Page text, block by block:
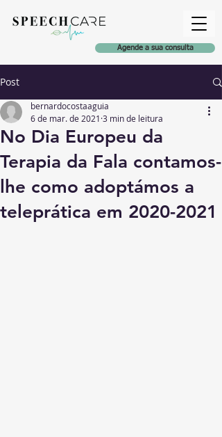
Agende a sua consulta
Post
No Dia Europeu da
Terapia da Fala contamos-
lhe como adoptámos a
teleprática em 2020-2021
bernardocostaaguia
6 de mar. de 2021 3 min de leitura